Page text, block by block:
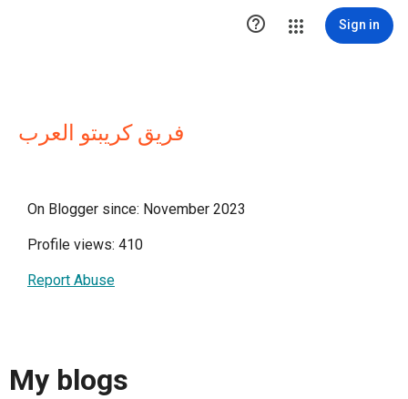
 Sign in
فريق كريبتو العرب
On Blogger since: November 2023
Profile views: 410
Report Abuse
My blogs